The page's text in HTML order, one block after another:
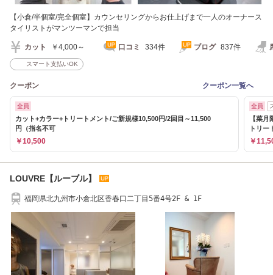
【小倉/半個室/完全個室】カウンセリングからお仕上げまで一人のオーナース
タイリストがマンツーマンで担当
カット ￥4,000～ 口コミ 334件 ブログ 837件
スマート支払いOK
クーポン クーポン一覧へ
全員
カット+カラー+トリートメント/ご新規様10,500円/2回目～11,500
円（指名不可
￥10,500
全員
【菜
トリー
￥
LOUVRE【ルーブル】
福岡県北九州市小倉北区香春口二丁目5番4号2F & 1F